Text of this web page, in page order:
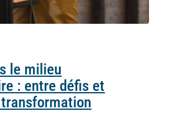
le milieu
: entre défis et